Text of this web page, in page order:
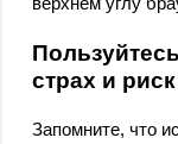
страх и риск
Запомните, что